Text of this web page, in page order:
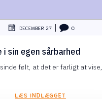
DECEMBER 27 0
i sin egen sårbarhed
følt, at det er farligt at vise,
LÆS INDLÆGGET